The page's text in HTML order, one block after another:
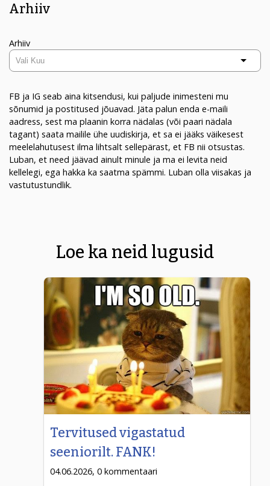
Arhiiv
Arhiiv
FB ja IG seab aina kitsendusi, kui paljude inimesteni mu
sõnumid ja postitused jõuavad. Jäta palun enda e-maili
aadress, sest ma plaanin korra nädalas (või paari nädala
tagant) saata mailile ühe uudiskirja, et sa ei jääks väikesest
meelelahutusest ilma lihtsalt sellepärast, et FB nii otsustas.
Luban, et need jäävad ainult minule ja ma ei levita neid
kellelegi, ega hakka ka saatma spämmi. Luban olla viisakas ja
vastutustundlik.
Loe ka neid lugusid
Tervitused vigastatud
seeniorilt. FANK!
04.06.2026, 0 kommentaari